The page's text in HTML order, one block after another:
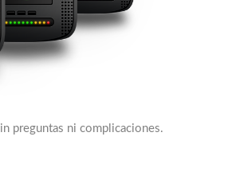
preguntas ni complicaciones.